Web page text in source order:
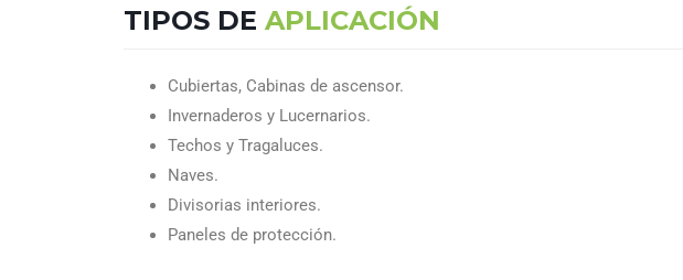
TIPOS DE APLICACIÓN
Cubiertas, Cabinas de ascensor.
Invernaderos y Lucernarios.
Techos y Tragaluces.
Naves.
Divisorias interiores.
Paneles de protección.